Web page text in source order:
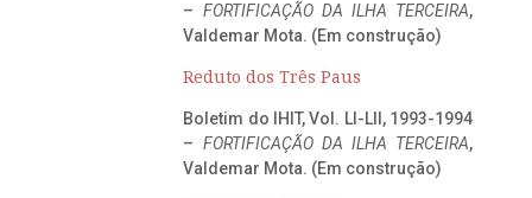
– FORTIFICAÇÃO DA ILHA TERCEIRA,
Valdemar Mota. (Em construção)
Reduto dos Três Paus
Boletim do IHIT, Vol. LI-LII, 1993-1994
– FORTIFICAÇÃO DA ILHA TERCEIRA,
Valdemar Mota. (Em construção)